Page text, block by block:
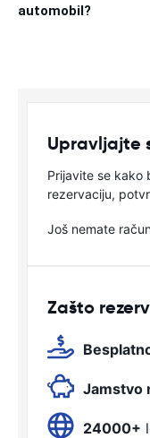
automobil?
Upravljajte
Prijavite se kako
rezervaciju,
Još nemate
Zašto
Jamstvo
24000+